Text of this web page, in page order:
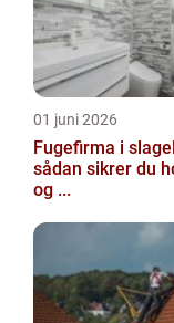
01 juni 2026
Fugefirma i
sådan sikrer du
og ...